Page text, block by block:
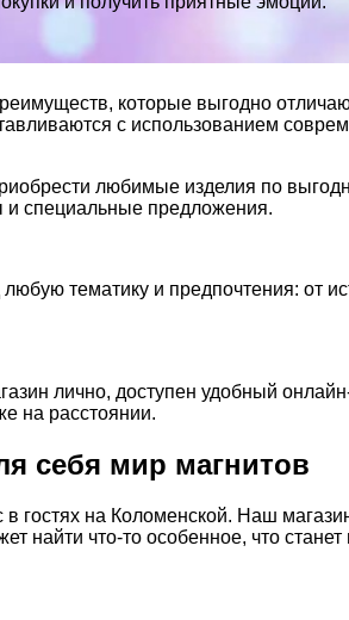
которые выгодно
с использованием
любимые изделия по
и специальные предложения.
тематику и предпочтения: от
лично, доступен удобный
на расстоянии.
себя мир магнитов
гостях на Коломенской. Наш
найти что-то особенное, что